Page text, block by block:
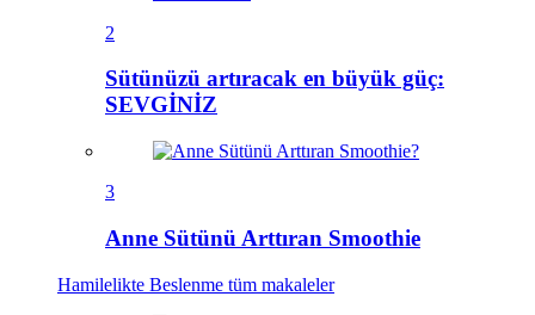
2
Sütünüzü artıracak en büyük güç:
SEVGİNİZ
3
Anne Sütünü Arttıran Smoothie
Hamilelikte Beslenme tüm makaleler